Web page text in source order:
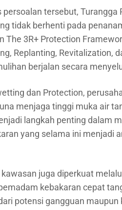
tersebut, Turangga
tidak berhenti pada
The 3R+ Protection
Replanting, Revitalization,
berjalan secara
dan Protection,
menjaga tinggi muka air
langkah penting dalam
yang selama ini menjadi
juga diperkuat
kebakaran cepat
potensi gangguan maupun